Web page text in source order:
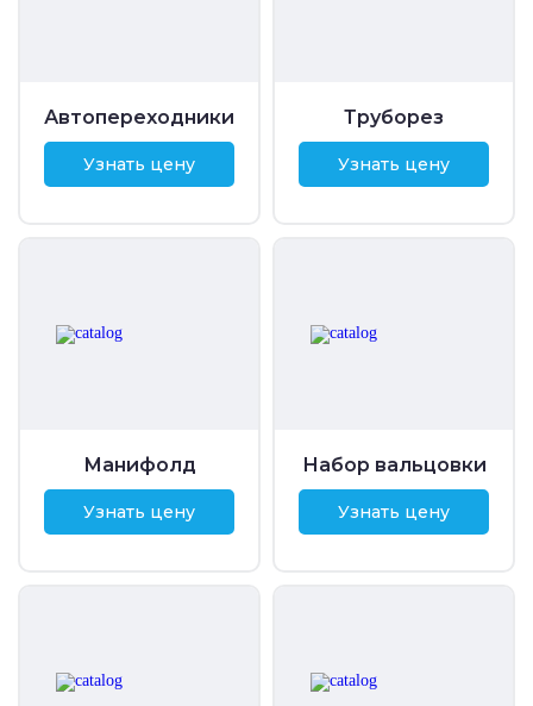
Автопереходники
Узнать цену
Труборез
Узнать цену
Манифолд
Узнать цену
Набор вальцовки
Узнать цену